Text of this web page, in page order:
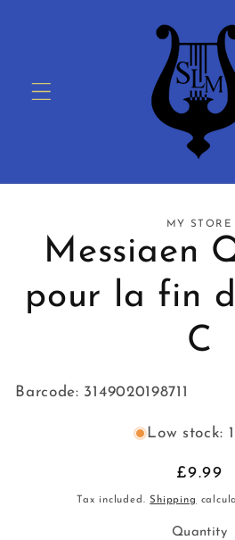
information
MY STORE
Messiaen
pour la fin
C
Barcode: 3149020198711
Low stock:
Regular
price
£9.99
Tax included.Shipping
Quantity